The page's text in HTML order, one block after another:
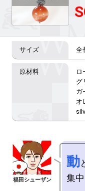
全
ロ
グ
ガ
オ
動
集